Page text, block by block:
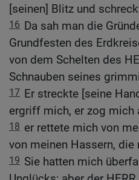
[seinen] Blitz und
16 Da sah man die
Grundfesten des
von dem Schelten des
Schnauben seines
17 Er streckte [seine
ergriff mich, er zog mich
18 er rettete mich von
von meinen Hassern, die
19 Sie hatten mich